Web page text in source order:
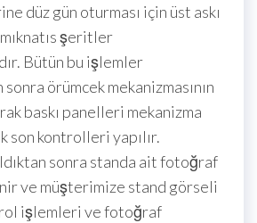
düz gün oturması için üst askı
şeritler
Bütün bu işlemler
örümcek mekanizmasının
baskı panelleri mekanizma
son kontrolleri yapılır.
sonra standa ait fotoğraf
ve müşterimize stand görseli
işlemleri ve fotoğraf